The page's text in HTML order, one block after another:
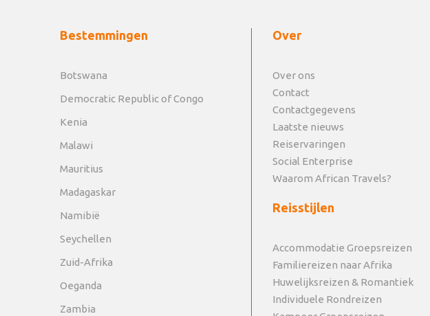
Bestemmingen
Botswana
Democratic Republic of Congo
Kenia
Malawi
Mauritius
Madagaskar
Namibië
Seychellen
Zuid-Afrika
Oeganda
Zambia
Over
Over ons
Contact
Contactgegevens
Laatste nieuws
Reiservaringen
Social Enterprise
Waarom African Travels?
Reisstijlen
Accommodatie Groepsreizen
Familiereizen naar Afrika
Huwelijksreizen & Romantiek
Individuele Rondreizen